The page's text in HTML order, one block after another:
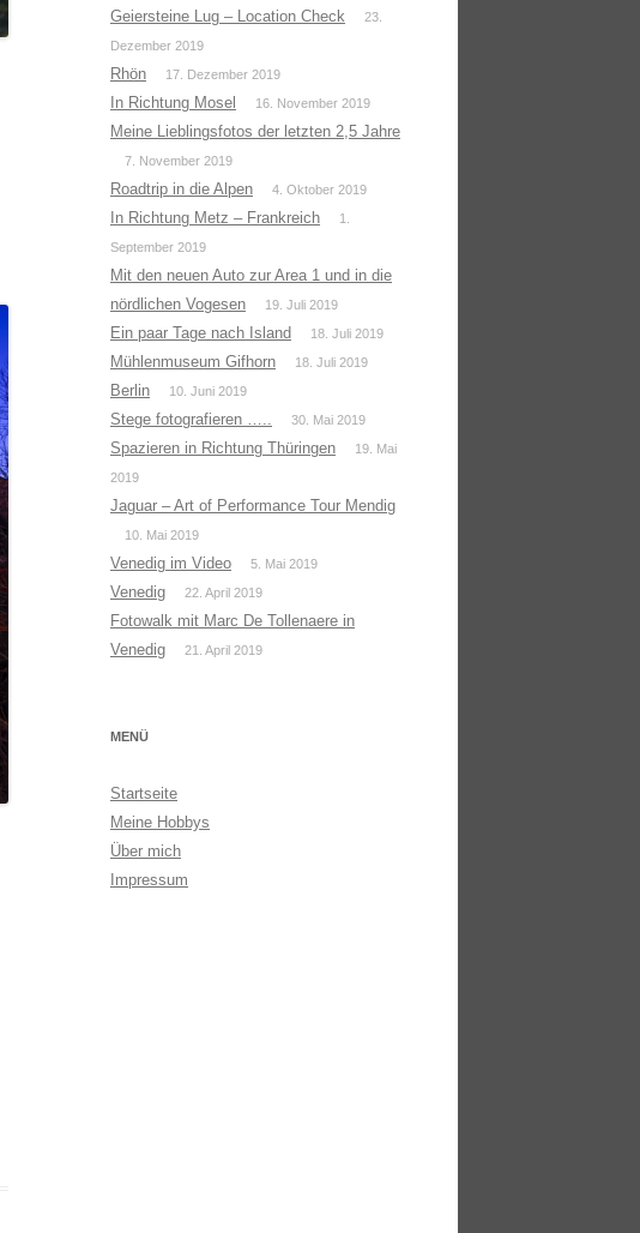
Geiersteine Lug – Location Check
23.
Dezember 2019
Rhön 17. Dezember 2019
In Richtung Mosel 16. November 2019
Meine Lieblingsfotos der letzten 2,5 Jahre
7. November 2019
Roadtrip in die Alpen 4. Oktober 2019
In Richtung Metz – Frankreich
1.
September 2019
Mit den neuen Auto zur Area 1 und in die
nördlichen Vogesen
19. Juli 2019
Ein paar Tage nach Island 18. Juli 2019
Mühlenmuseum Gifhorn 18. Juli 2019
Berlin 10. Juni 2019
Stege fotografieren ….. 30. Mai 2019
Spazieren in Richtung Thüringen
19. Mai
2019
Jaguar – Art of Performance Tour Mendig
10. Mai 2019
Venedig im Video 5. Mai 2019
Venedig 22. April 2019
Fotowalk mit Marc De Tollenaere in
Venedig
21. April 2019
MENÜ
Startseite
Meine Hobbys
Über mich
Impressum